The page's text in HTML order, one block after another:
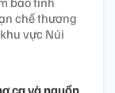
chế thương
vực Núi
ca và nguồn